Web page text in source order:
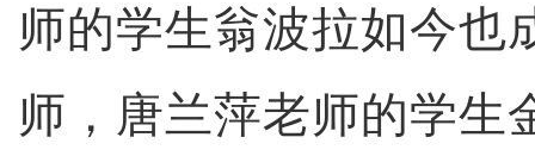
师的学生翁波拉如今也
师，唐兰萍老师的学生